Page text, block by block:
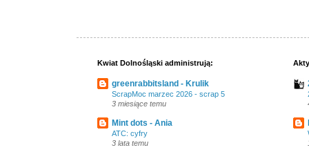
Kwiat Dolnośląski administrują:
greenrabbitsland - Krulik
ScrapMoc marzec 2026 - scrap 5
3 miesiące temu
Mint dots - Ania
ATC: cyfry
3 lata temu